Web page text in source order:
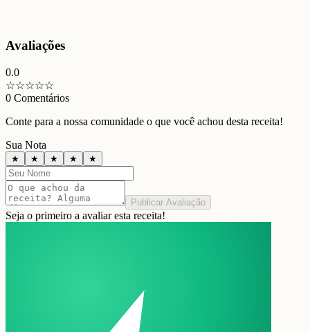
Avaliações
0.0
☆☆☆☆☆
0 Comentários
Conte para a nossa comunidade o que você achou desta receita!
Sua Nota
★ ★ ★ ★ ★
Publicar Avaliação
Seja o primeiro a avaliar esta receita!